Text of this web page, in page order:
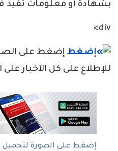
بشهادة أو معلومات تفيد
div>
إضغط على
للإطلاع على كل الآخبار على
إضغط على الصورة لتحميل